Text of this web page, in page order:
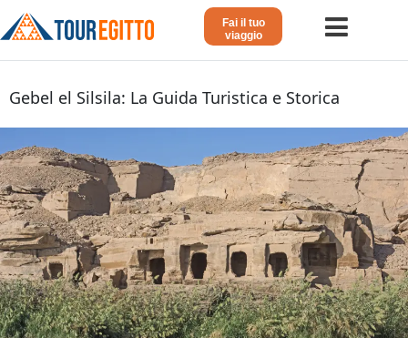
Fai il tuo
viaggio
Crociera sul Nilo
Vacanze Lusso in Egitto
Dahabeya Lusso
Agosto in Egitto
Tour Giordania
Gebel el Silsila: La Guida Turistica e Storica